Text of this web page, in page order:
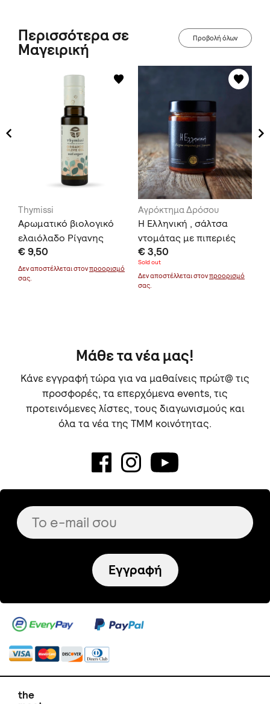
Περισσότερα σε
Μαγειρική
Προβολή όλων
Thymissi
Αρωματικό βιολογικό
ελαιόλαδο Ρίγανης
€ 9,50
Δεν αποστέλλεται στονπροορισμό
σας.
Αγρόκτημα Δρόσου
Η Ελληνική , σάλτσα
ντομάτας με πιπεριές
€ 3,50
Sold out
Δεν αποστέλλεται στονπροορισμό
σας.
Μάθε τα νέα μας!
Κάνε εγγραφή τώρα για να μαθαίνεις πρώτ@ τις
προσφορές, τα επερχόμενα events, τις
προτεινόμενες λίστες, τους διαγωνισμούς και
όλα τα νέα της TMM κοινότητας.
Εγγραφή
the